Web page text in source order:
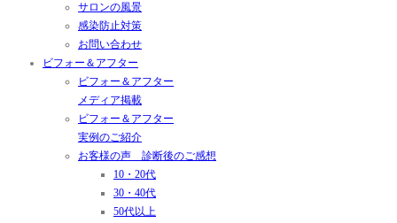
サロンの風景
感染防止対策
お問い合わせ
ビフォー＆アフター
ビフォー＆アフター
メディア掲載
ビフォー＆アフター
実例のご紹介
お客様の声 診断後のご感想
10・20代
30・40代
50代以上